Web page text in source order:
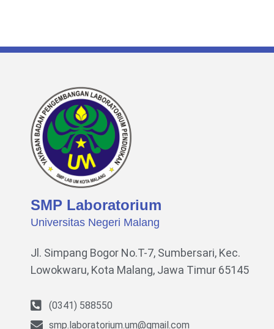
SMP Laboratorium
Universitas Negeri Malang
Jl. Simpang Bogor No.T-7, Sumbersari, Kec.
Lowokwaru, Kota Malang, Jawa Timur 65145
(0341) 588550
smp.laboratorium.um@gmail.com